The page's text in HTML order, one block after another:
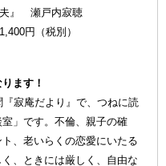
夫』 瀬戸内寂聴
円（税別）
ます！
寂庵だより』で、つねに読
」です。不倫、親子の確
、老いらくの恋愛にいたる
、ときには厳しく、自由な